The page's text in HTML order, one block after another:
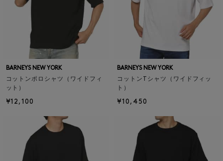
BARNEYS NEW YORK
コットンポロシャツ（ワイドフィ
ット）
¥12,100
BARNEYS NEW YORK
コットンTシャツ（ワイドフィッ
ト）
¥10,450